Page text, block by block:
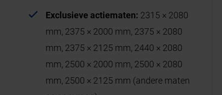
Exclusieve actiematen: 2315 × 2080
mm, 2375 × 2000 mm, 2375 × 2080
mm, 2375 × 2125 mm, 2440 × 2080
mm, 2500 × 2000 mm, 2500 × 2080
mm, 2500 × 2125 mm (andere maten